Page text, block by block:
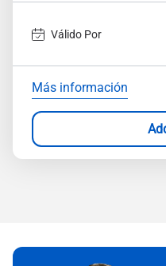
Válido Por
Más información